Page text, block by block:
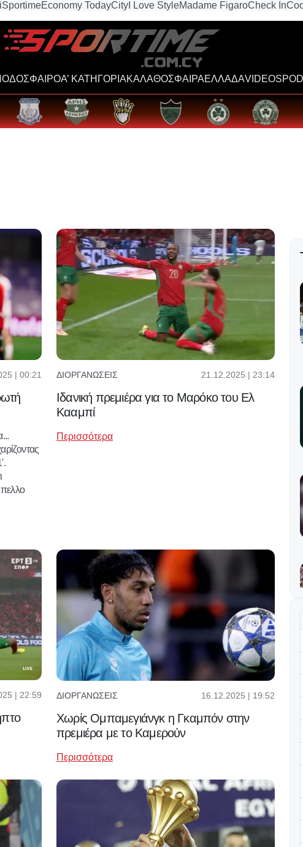
SportimeEconomy TodayCity I Love StyleMadame FigaroCheck In
Α’ ΚΑΤΗΓΟΡΙΑΚΑΛΑΘΟΣΦΑΙΡΑΕΛΛΑΔΑVIDEOS
| 00:21 ΔΙΟΡΓΑΝΏΣΕΙΣ 21.12.2025 | 23:14
Ιδανική πρεμιέρα για το Μαρόκο του Ελ
Κααμπί
Περισσότερα
| 22:59 ΔΙΟΡΓΑΝΏΣΕΙΣ 16.12.2025 | 19:52
Χωρίς Ομπαμεγιάνγκ η Γκαμπόν στην
πρεμιέρα με το Καμερούν
Περισσότερα